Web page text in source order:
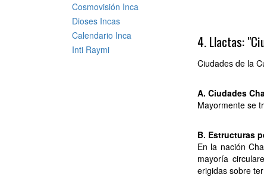
Cosmovisión Inca
Dioses Incas
Calendario Inca
Inti Raymi
4. Llactas:
Ciudades de la
A. Ciudades
Mayormente se
B. Estructuras
En la nación
mayoría
erigidas sobre